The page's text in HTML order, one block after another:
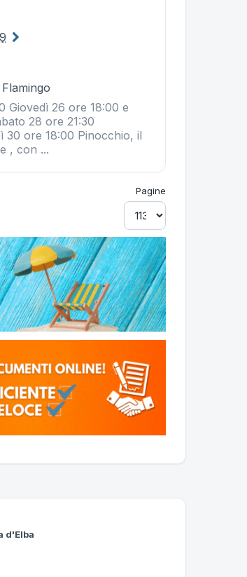
Giovedì 26 ore 18:00 e
28 ore 21:30
30 ore 18:00 Pinocchio, il
, con ...
Pagine
d'Elba